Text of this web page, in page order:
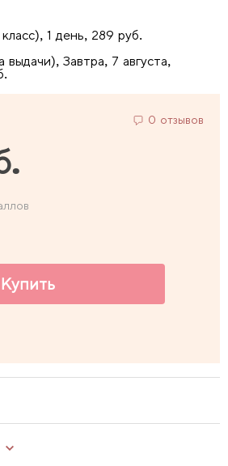
1 день, 289 руб.
Завтра, 7 августа,
0 отзывов
Купить